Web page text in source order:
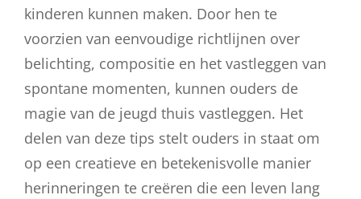
kinderen kunnen maken. Door hen te
voorzien van eenvoudige richtlijnen over
belichting, compositie en het vastleggen van
spontane momenten, kunnen ouders de
magie van de jeugd thuis vastleggen. Het
delen van deze tips stelt ouders in staat om
op een creatieve en betekenisvolle manier
herinneringen te creëren die een leven lang